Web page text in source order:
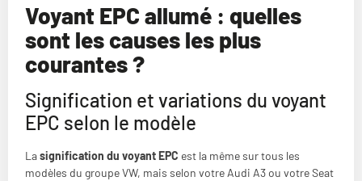
Voyant EPC allumé : quelles
sont les causes les plus
courantes ?
Signification et variations du voyant
EPC selon le modèle
Lasignification du voyant EPC est la même sur tous les
modèles du groupe VW, mais selon votre Audi A3 ou votre Seat